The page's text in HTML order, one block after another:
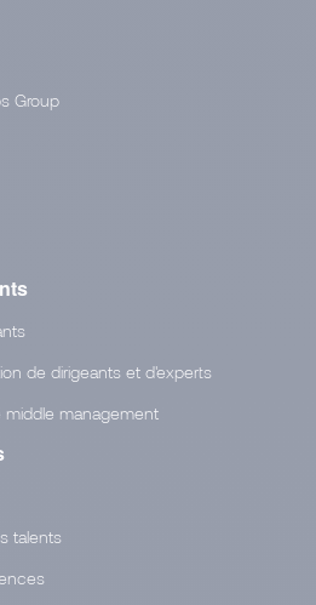
Group
de dirigeants et d'experts
middle management
talents